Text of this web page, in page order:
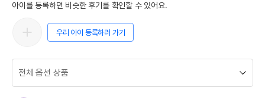
아이를 등록하면 비슷한 후기를 확인할 수 있어요.
우리 아이 등록하러 가기